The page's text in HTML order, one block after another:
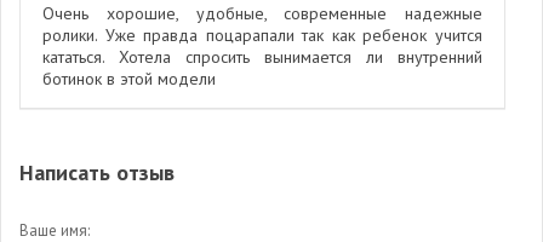
Очень хорошие, удобные, современные надежные
ролики. Уже правда поцарапали так как ребенок учится
кататься. Хотела спросить вынимается ли внутренний
ботинок в этой модели
Написать отзыв
Ваше имя: